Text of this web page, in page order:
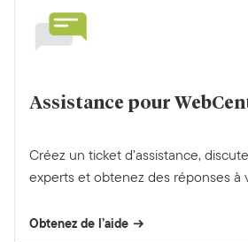
Assistance pour
Créez un ticket d’assistance,
experts et obtenez des réponses à
Obtenez de l’aide